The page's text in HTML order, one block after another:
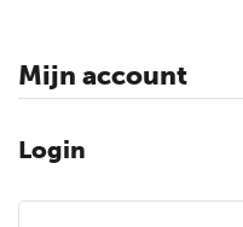
Mijn account
Login